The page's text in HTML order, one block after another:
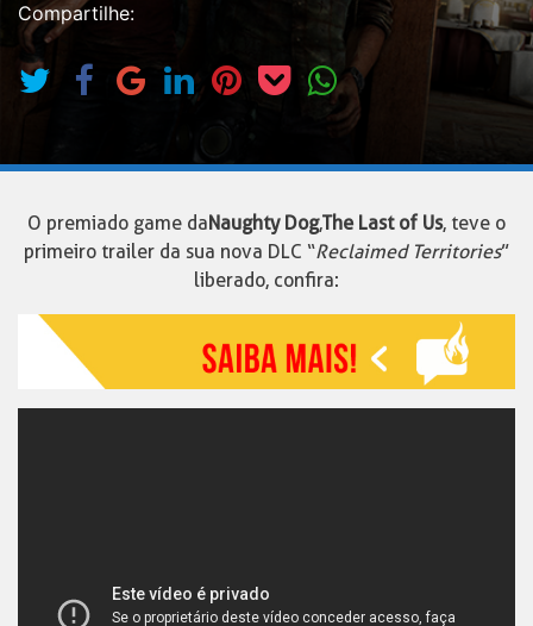
Compartilhe:
O premiado game daNaughty Dog,The Last of Us, teve o
primeiro trailer da sua nova DLC “Reclaimed Territories”
liberado, confira: